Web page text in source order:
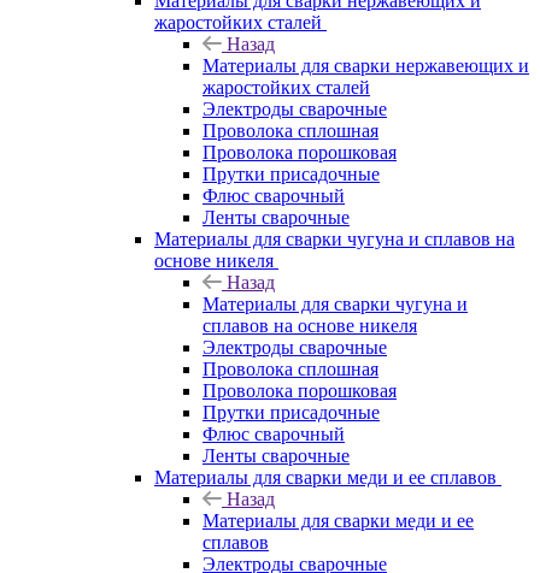
жаростойких сталей
Назад
Материалы для сварки нержавеющих и
жаростойких сталей
Электроды сварочные
Проволока сплошная
Проволока порошковая
Прутки присадочные
Флюс сварочный
Ленты сварочные
Материалы для сварки чугуна и сплавов на
основе никеля
Назад
Материалы для сварки чугуна и
сплавов на основе никеля
Электроды сварочные
Проволока сплошная
Проволока порошковая
Прутки присадочные
Флюс сварочный
Ленты сварочные
Материалы для сварки меди и ее сплавов
Назад
Материалы для сварки меди и ее
сплавов
Электроды сварочные